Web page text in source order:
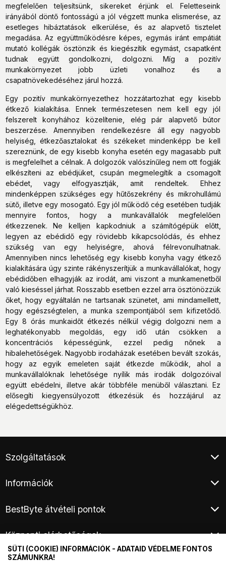
megfelelően teljesítsünk, sikereket érjünk el. Feletteseink
irányából döntő fontosságú a jól végzett munka elismerése, az
esetleges hibáztatások elkerülése, és az alapvető tisztelet
megadása. Az együttműködésre képes, egymás iránt empátiát
mutató kollégák ösztönzik és kiegészítik egymást, csapatként
tudnak együtt gondolkozni, dolgozni. Míg a pozitív
munkakörnyezet jobb üzleti vonalhoz és a
csapatnövekedéséhez járul hozzá.
Egy pozitív munkakörnyezethez hozzátartozhat egy kisebb
étkező kialakítása. Ennek természetesen nem kell egy jól
felszerelt konyhához közelítenie, elég pár alapvető bútor
beszerzése. Amennyiben rendelkezésre áll egy nagyobb
helyiség, étkezőasztalokat és székeket mindenképp be kell
szereznünk, de egy kisebb konyha esetén egy magasabb pult
is megfelelhet a célnak. A dolgozók valószínűleg nem ott fogják
elkészíteni az ebédjüket, csupán megmelegítik a csomagolt
ebédet, vagy elfogyasztják, amit rendeltek. Ehhez
mindenképpen szükséges egy hűtőszekrény és mikrohullámú
sütő, illetve egy mosogató. Egy jól működő cég esetében tudják
mennyire fontos, hogy a munkavállalók megfelelően
étkezzenek. Ne kelljen kapkodniuk a számítógépük előtt,
legyen az ebédidő egy rövidebb kikapcsolódás, és ehhez
szükség van egy helyiségre, ahová félrevonulhatnak.
Amennyiben nincs lehetőség egy kisebb konyha vagy étkező
kialakítására úgy szinte rákényszerítjük a munkavállalókat, hogy
ebédidőben elhagyják az irodát, ami viszont a munkamenetből
való kieséssel járhat. Rosszabb esetben ezzel arra ösztönözzük
őket, hogy egyáltalán ne tartsanak szünetet, ami mindamellett,
hogy egészségtelen, a munka szempontjából sem kifizetődő.
Egy 8 órás munkaidőt étkezés nélkül végig dolgozni nem a
leghatékonyabb megoldás, egy idő után csökken a
koncentrációs képességünk, ezzel pedig nőnek a
hibalehetőségek. Nagyobb irodaházak esetében bevált szokás,
hogy az egyik emeleten saját étkezde működik, ahol a
munkavállalóknak lehetősége nyílik más irodák dolgozóival
együtt ebédelni, illetve akár többféle menüből választani. Ez
elősegíti kiegyensúlyozott étkezésük és hozzájárul az
elégedettségükhöz.
Szolgáltatások
Klíma értékesítés
Áruhitel
E-hulladék átvétel
Fogyasztói elállás
Információk
Adatkezelési tájékoztató
Kárügyintézés, áruátvétel
Termék visszaküldés
BestByte átvételi pontok
Budapest XV. - Harsányi utca
Központi elérhetőségek
Telefon:+361 / 44 33 999
SÜTI (COOKIE) INFORMÁCIÓK - ADATAID VÉDELME FONTOS
SZÁMUNKRA!